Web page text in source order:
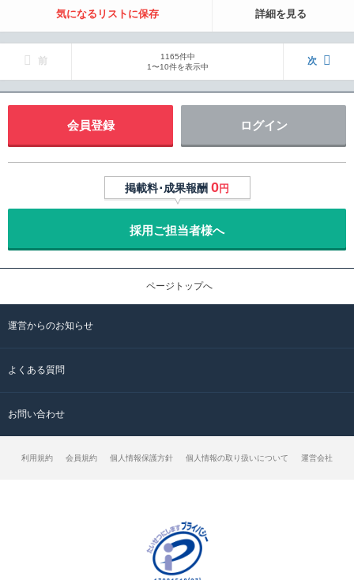
気になるリストに保存 詳細を見る
前
1165件中
1〜10件を表示中
次
会員登録 ログイン
掲載料･成果報酬 0円
採用ご担当者様へ
ページトップへ
運営からのお知らせ
よくある質問
お問い合わせ
利用規約 会員規約 個人情報保護方針 個人情報の取り扱いについて 運営会社